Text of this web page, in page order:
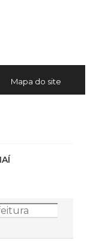
Mapa do site